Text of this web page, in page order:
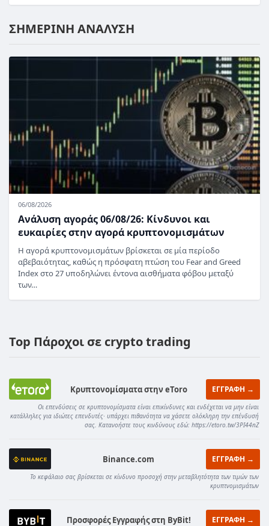
ΣΗΜΕΡΙΝΗ ΑΝΑΛΥΣΗ
06/08/2026
Ανάλυση αγοράς 06/08/26: Κίνδυνοι και
ευκαιρίες στην αγορά κρυπτονομισμάτων
Η αγορά κρυπτονομισμάτων βρίσκεται σε μία περίοδο
αβεβαιότητας, καθώς η πρόσφατη πτώση του Fear and Greed
Index στο 27 υποδηλώνει έντονα αισθήματα φόβου μεταξύ
των…
Top Πάροχοι σε crypto trading
Κρυπτονομίσματα στην eToro ΕΓΓΡΑΦΗ →
Οι επενδύσεις σε κρυπτονομίσματα είναι επικίνδυνες και ενδέχεται να μην είναι
κατάλληλες για ιδιώτες επενδυτές· υπάρχει πιθανότητα να χάσετε ολόκληρη την επένδυσή
σας. Κατανοήστε τους κινδύνους εδώ: https://etoro.tw/3PI44nZ
Binance.com ΕΓΓΡΑΦΗ →
Το κεφάλαιο σας βρίσκεται σε κίνδυνο προσοχή στην μεταβλητότητα των τιμών των
κρυπτνομισμάτων
Προσφορές Εγγραφής στη ByBit! ΕΓΓΡΑΦΗ →